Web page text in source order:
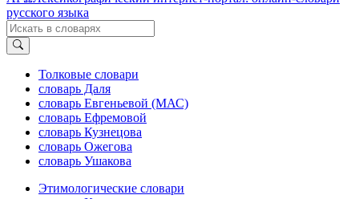
русского языка
Толковые словари
словарь Даля
словарь Евгеньевой (МАС)
словарь Ефремовой
словарь Кузнецова
словарь Ожегова
словарь Ушакова
Этимологические словари